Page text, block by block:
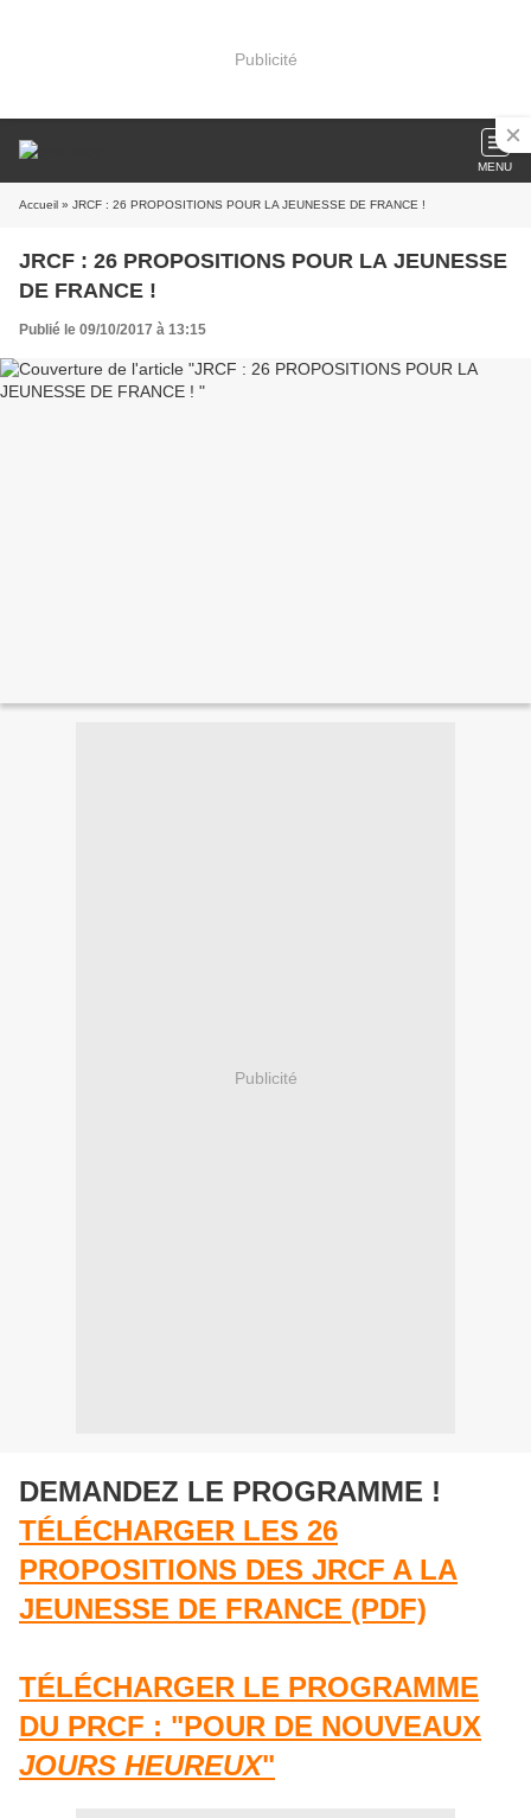
Publicité
MENU
Accueil » JRCF : 26 PROPOSITIONS POUR LA JEUNESSE DE FRANCE !
JRCF : 26 PROPOSITIONS POUR LA JEUNESSE
DE FRANCE !
Publié le 09/10/2017 à 13:15
Publicité
DEMANDEZ LE PROGRAMME !
TÉLÉCHARGER LES 26
PROPOSITIONS DES JRCF A LA
JEUNESSE DE FRANCE (PDF)
TÉLÉCHARGER LE PROGRAMME
DU PRCF : "POUR DE NOUVEAUX
JOURS HEUREUX"